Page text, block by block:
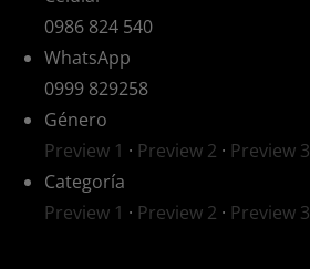
0986 824 540
WhatsApp
0999 829258
Género
Preview 1 · Preview 2 · Preview 3
Categoría
Preview 1 · Preview 2 · Preview 3